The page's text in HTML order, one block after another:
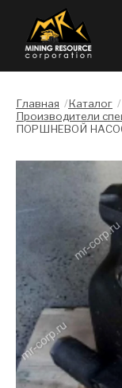
Главная /Каталог /
Производители
ПОРШНЕВОЙ
Слайдшоу